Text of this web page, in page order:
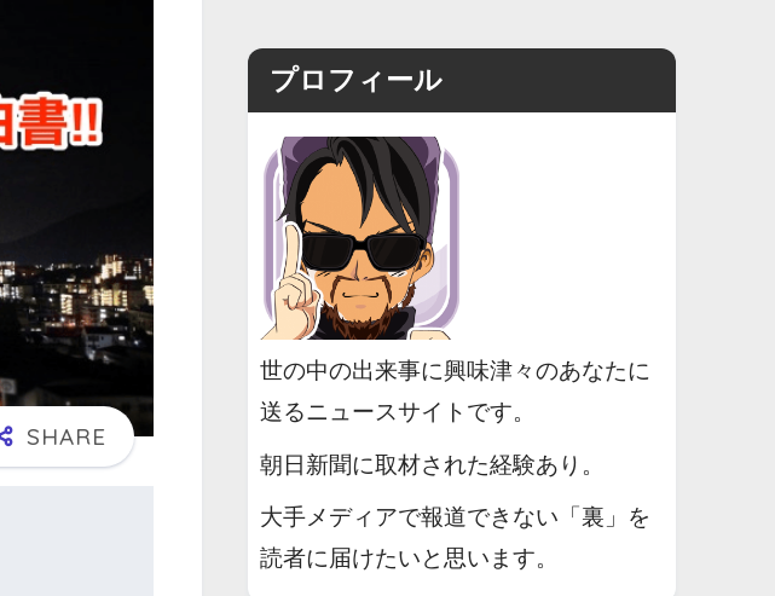
プロフィール
世の中の出来事に興味津々のあなたに
送るニュースサイトです。
朝日新聞に取材された経験あり。
大手メディアで報道できない「裏」を
読者に届けたいと思います。